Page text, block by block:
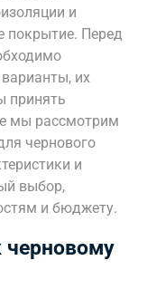
и
покрытие. Перед
их
принять
мы рассмотрим
чернового
и
выбор,
и бюджету.
черновому